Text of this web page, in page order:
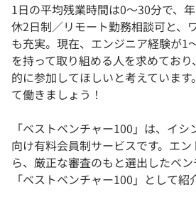
1日の平均残業時間は0～30分で、
休2日制／リモート勤務相談可と、
も充実。現在、エンジニア経験が1
を持って取り組める人を求めてお
的に参加してほしいと考えていま
て働きましょう！
「ベストベンチャー100」は、イ
向け有料会員制サービスです。エ
ら、厳正な審査のもと選出したベ
「ベストベンチャー100」として紹